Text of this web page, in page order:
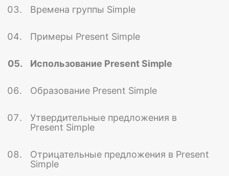
Времена группы Simple
Примеры Present Simple
Использование Present Simple
Образование Present Simple
Утвердительные предложения в
Present Simple
Отрицательные предложения в Present
Simple